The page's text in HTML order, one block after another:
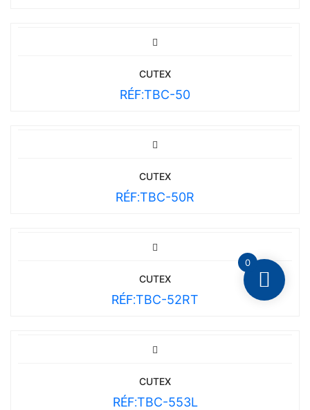
CUTEX
RÉF:TBC-50
CUTEX
RÉF:TBC-50R
CUTEX
RÉF:TBC-52RT
CUTEX
RÉF:TBC-553L
0